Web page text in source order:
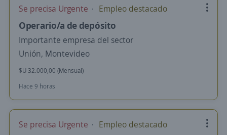
Se precisa Urgente Empleo destacado
Operario/a de depósito
Importante empresa del sector
Unión, Montevideo
$U 32.000,00 (Mensual)
Hace 9 horas
Se precisa Urgente Empleo destacado